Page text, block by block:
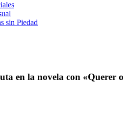
sin Piedad
en la novela con «Querer o